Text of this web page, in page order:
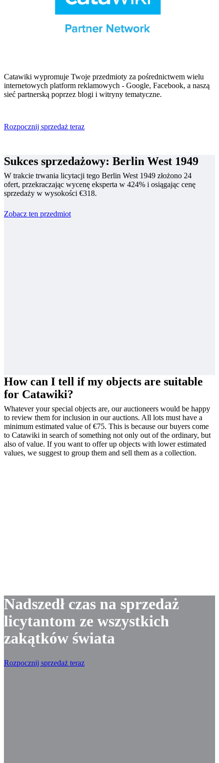
Catawiki wypromuje Twoje przedmioty za pośrednictwem wielu
internetowych platform reklamowych - Google, Facebook, a naszą
sieć partnerską poprzez blogi i witryny tematyczne.
Rozpocznij sprzedaż teraz
Sukces sprzedażowy: Berlin West 1949
W trakcie trwania licytacji tego Berlin West 1949 złożono 24
ofert, przekraczając wycenę eksperta w 424% i osiągając cenę
sprzedaży w wysokości €318.
Zobacz ten przedmiot
How can I tell if my objects are suitable
for Catawiki?
Whatever your special objects are, our auctioneers would be happy
to review them for inclusion in our auctions. All lots must have a
minimum estimated value of €75. This is because our buyers come
to Catawiki in search of something not only out of the ordinary, but
also of value. If you want to offer up objects with lower estimated
values, we suggest to group them and sell them as a collection.
Nadszedł czas na sprzedaż
licytantom ze wszystkich
zakątków świata
Rozpocznij sprzedaż teraz